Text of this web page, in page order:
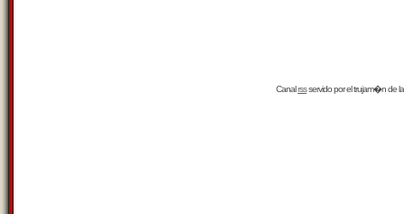
Canalrssservido por eltrujam�nde